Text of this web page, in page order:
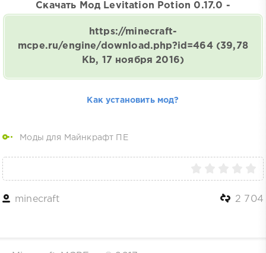
Скачать Мод Levitation Potion 0.17.0 -
https://minecraft-
mcpe.ru/engine/download.php?id=464(39,78
Kb, 17 ноября 2016)
Как установить мод?
Моды для Майнкрафт ПЕ
minecraft 2 704